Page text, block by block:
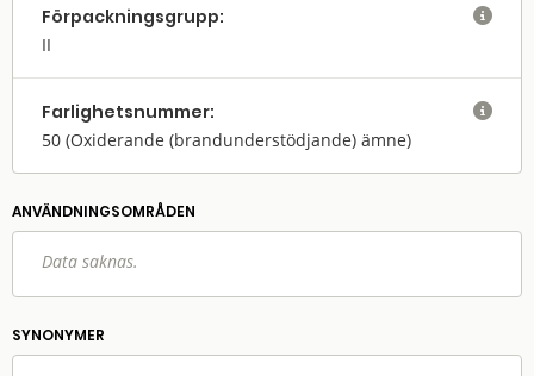
Förpack­nings­grupp:
II

Farlighets­nummer:
50 (Oxiderande (brandunderstödjande) ämne)

ANVÄNDNINGS­OMRÅDEN
Data saknas.
SYNONYMER